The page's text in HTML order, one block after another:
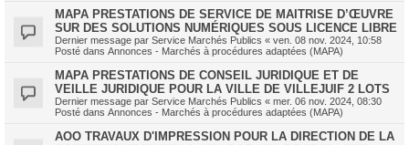
MAPA PRESTATIONS DE SERVICE DE MAITRISE D’ŒUVRE
SUR DES SOLUTIONS NUMÉRIQUES SOUS LICENCE LIBRE
Dernier message par Service Marchés Publics « ven. 08 nov. 2024, 10:58
Posté dans Annonces - Marchés à procédures adaptées (MAPA)
MAPA PRESTATIONS DE CONSEIL JURIDIQUE ET DE
VEILLE JURIDIQUE POUR LA VILLE DE VILLEJUIF 2 LOTS
Dernier message par Service Marchés Publics « mer. 06 nov. 2024, 08:30
Posté dans Annonces - Marchés à procédures adaptées (MAPA)
AOO TRAVAUX D'IMPRESSION POUR LA DIRECTION DE LA